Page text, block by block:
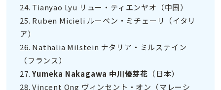
24. Tianyao Lyu リュー・ティエンヤオ（中国）
25. Ruben Micieli ルーベン・ミチェーリ（イタリ
ア）
26. Nathalia Milstein ナタリア・ミルステイン
（フランス）
27.Yumeka Nakagawa 中川優芽花 （日本）
28. Vincent Ong ヴィンセント・オン（マレーシ